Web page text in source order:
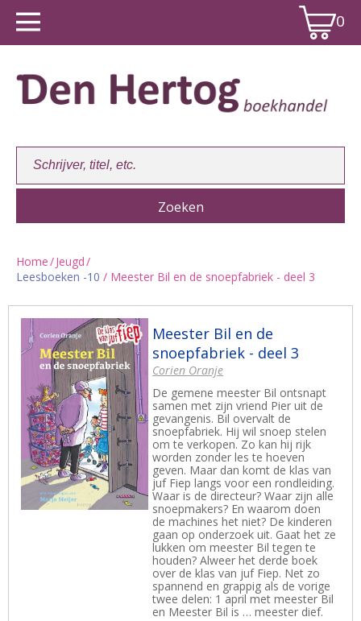
0
Winkelwagen:
Home/Jeugd/
Leesboeken -10 / Meester Bil en de snoepfabriek - deel 3
Meester Bil en de
snoepfabriek - deel 3
Corien Oranje
De gemene meester Bil ontsnapt
samen met zijn vriend Pier uit de
gevangenis. Bil overvalt de
snoepfabriek. Hij wil snoep stelen
om te verkopen. Zo kan hij rijk
worden zonder les te hoeven
geven. Maar dan komt de klas van
juf Fiep langs voor een rondleiding.
Waar is de directeur? Waar zijn alle
snoepmakers? En waarom doen
de machines het niet? De kinderen
gaan op onderzoek uit. Gaat het ze
lukken om meester Bil tegen te
houden? Alweer het derde boek
over de klas van juf Fiep. Net zo
spannend en grappig als de vorige
twee delen: 1 april met meester Bil
en Meester Bil is … meester dief.